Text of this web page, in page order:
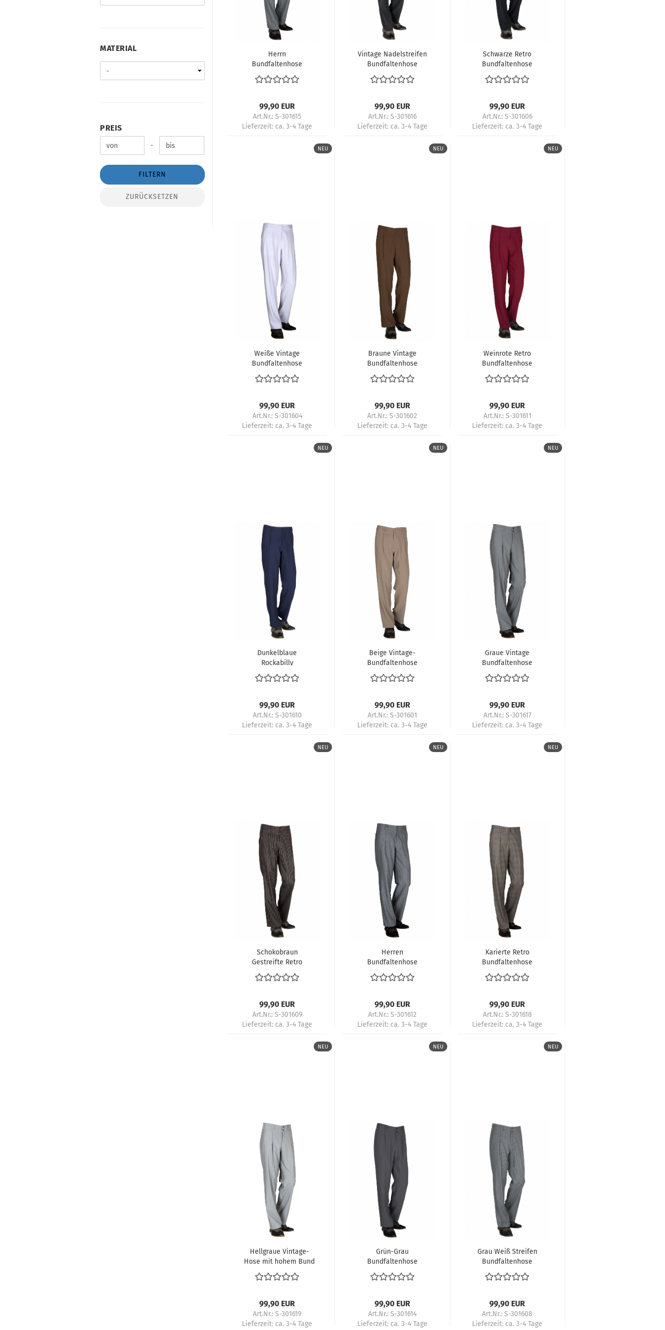
MATERIAL
MATERIAL
PREIS
Preis bis -
FILTERN
ZURÜCKSETZEN
Herrn
Bundfaltenhose
Tangohose – Grau
Weiß 50s Hose für
Style
99,90 EUR
Art.Nr.: S-301615
Lieferzeit: ca. 3-4 Tage
Vintage Nadelstreifen
Bundfaltenhose
Herren – Retro
Tanzmode 50s
99,90 EUR
Art.Nr.: S-301616
Lieferzeit: ca. 3-4 Tage
Schwarze Retro
Bundfaltenhose
Herren 50s Tanzmode
Rockabilly Vintage
99,90 EUR
Art.Nr.: S-301606
Lieferzeit: ca. 3-4 Tage
NEU
Weiße Vintage
Bundfaltenhose
Herren 50s Rockabilly
Retro Tanzstil
99,90 EUR
Art.Nr.: S-301604
Lieferzeit: ca. 3-4 Tage
NEU
Braune Vintage
Bundfaltenhose
Herren 50s Retro
Rock’n’Roll Tanzstil
99,90 EUR
Art.Nr.: S-301602
Lieferzeit: ca. 3-4 Tage
NEU
Weinrote Retro
Bundfaltenhose
Herren 50s Vintage
Tango Boogie Style
99,90 EUR
Art.Nr.: S-301611
Lieferzeit: ca. 3-4 Tage
NEU
Dunkelblaue
Rockabilly
Bundfaltenhose
Herren Retro 50er
99,90 EUR
Art.Nr.: S-301610
Lieferzeit: ca. 3-4 Tage
NEU
Beige Vintage-
Bundfaltenhose
Hochbund – 50s
Retrohose für Tanz &
99,90 EUR
Art.Nr.: S-301601
Lieferzeit: ca. 3-4 Tage
NEU
Graue Vintage
Bundfaltenhose
Herren 50s Rockabilly
Tango Boogie Loose
99,90 EUR
Art.Nr.: S-301617
Lieferzeit: ca. 3-4 Tage
NEU
Schokobraun
Gestreifte Retro
Bundfaltenhose
Herren 50s Vintage
99,90 EUR
Art.Nr.: S-301609
Lieferzeit: ca. 3-4 Tage
NEU
Herren
Bundfaltenhose
kariert Vintage –
Rockabilly Swinghose
99,90 EUR
Art.Nr.: S-301612
Lieferzeit: ca. 3-4 Tage
NEU
Karierte Retro
Bundfaltenhose
Herren Braun Beige
50s Tanz Rockabilly
99,90 EUR
Art.Nr.: S-301618
Lieferzeit: ca. 3-4 Tage
NEU
Hellgraue Vintage-
Hose mit hohem Bund
im 50s/60s Rockabilly-
Stil. Ideal für Tango,
Looks.
Bewegungsfreundlicher
Loose Fit.
99,90 EUR
Art.Nr.: S-301619
Lieferzeit: ca. 3-4 Tage
NEU
Grün-Grau
Bundfaltenhose
Hochbund – 50s
Swinghose für Tanz &
99,90 EUR
Art.Nr.: S-301614
Lieferzeit: ca. 3-4 Tage
NEU
Grau Weiß Streifen
Bundfaltenhose
Vintage – Hochbund
Swinghose 50s Style
99,90 EUR
Art.Nr.: S-301608
Lieferzeit: ca. 3-4 Tage